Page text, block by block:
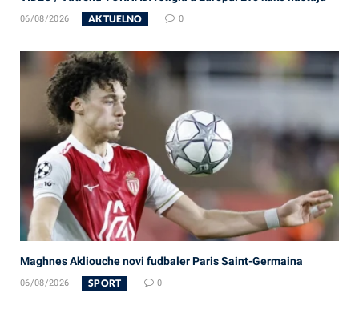
06/08/2026 AKTUELNO 0
Maghnes Akliouche novi fudbaler Paris Saint-Germaina
06/08/2026 SPORT 0